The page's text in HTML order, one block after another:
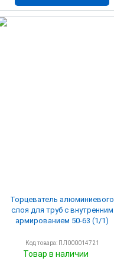
Торцеватель алюминиевого
слоя для труб с внутренним
армированием 50-63 (1/1)
Код товара: ПЛ000014721
Товар в наличии